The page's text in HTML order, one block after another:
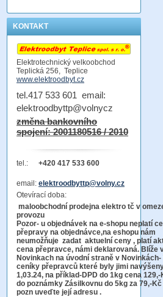
KONTAKT
Elektrotechnický velkoobchod
Teplická 256, Teplice
www.elektroodbyt.cz
tel.417 533 601 email:
elektroodbyttp@volnycz
změna bankovního
spojení: 2001180516 / 2010
tel.: +420 417 533 600
email: elektroodbyttp@volny.cz
Otevírací doba:
maloobchodní prodejna elektro tč v
Pozor- u objednávek na e-shopu neplatí
přepravy na objednávce,na eshopu nám
neumožňuje zadat aktuelní ceny , platí
cena přepravce, námi deklarovaná. Blíže
Novinkach na úvodní straně v Novinkách-
ceníky přepravců které byly jimi
1,03.24, na příklad-DPD do 1kg cena 129,-
do poznámky Zásilkovnu do 5kg za 79,-Kč
pozn uveďte její adresu .